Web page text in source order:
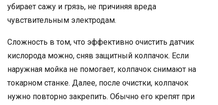
убирает сажу и грязь, не причиняя вреда
чувствительным электродам.
Сложность в том, что эффективно очистить датчик
кислорода можно, сняв защитный колпачок. Если
наружная мойка не помогает, колпачок снимают на
токарном станке. Далее, после очистки, колпачок
нужно повторно закрепить. Обычно его крепят при